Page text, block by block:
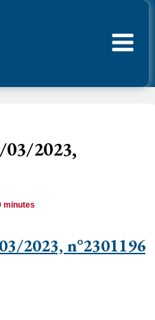
03/2023,
minutes
2023, n°2301196